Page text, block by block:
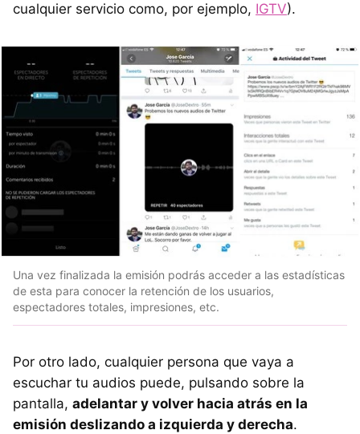
cualquier servicio como, por ejemplo, IGTV).
Una vez finalizada la emisión podrás acceder a las estadísticas
de esta para conocer la retención de los usuarios,
espectadores totales, impresiones, etc.
Por otro lado, cualquier persona que vaya a
escuchar tu audios puede, pulsando sobre la
pantalla, adelantar y volver hacia atrás en la
emisión deslizando a izquierda y derecha.